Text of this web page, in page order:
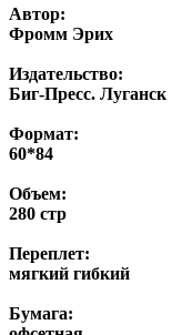
Автор:
Фромм Эрих
Издательство:
Биг-Пресс. Луганск
Формат:
60*84
Объем:
280 стр
Переплет:
мягкий гибкий
Бумага: